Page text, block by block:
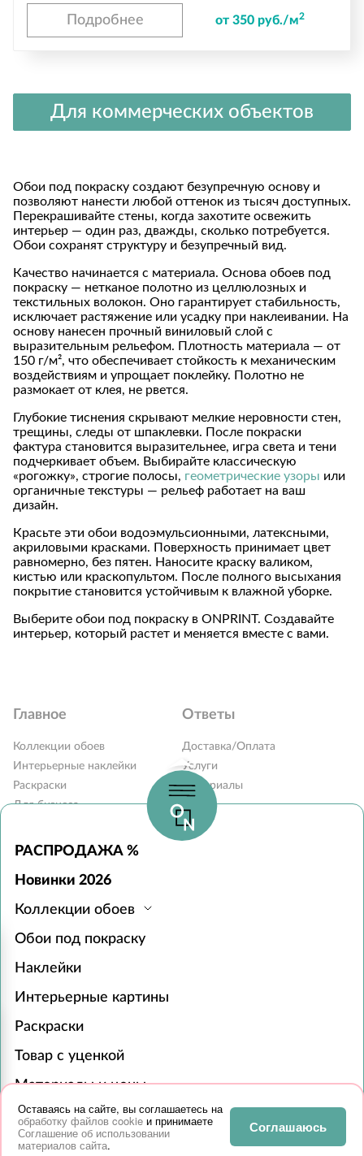
РАСПРОДАЖА %
Новинки 2026
Коллекции обоев
Обои под покраску
Наклейки
Интерьерные картины
Раскраски
Товар с уценкой
Материалы и цены
Для бизнеса
Сотрудничество
Подробнее от 350 руб./м2
Для коммерческих объектов
Обои под покраску создают безупречную основу и
позволяют нанести любой оттенок из тысяч доступных.
Перекрашивайте стены, когда захотите освежить
интерьер — один раз, дважды, сколько потребуется.
Обои сохранят структуру и безупречный вид.
Качество начинается с материала. Основа обоев под
покраску — нетканое полотно из целлюлозных и
текстильных волокон. Оно гарантирует стабильность,
исключает растяжение или усадку при наклеивании. На
основу нанесен прочный виниловый слой с
выразительным рельефом. Плотность материала — от
150 г/м², что обеспечивает стойкость к механическим
воздействиям и упрощает поклейку. Полотно не
размокает от клея, не рвется.
Глубокие тиснения скрывают мелкие неровности стен,
трещины, следы от шпаклевки. После покраски
фактура становится выразительнее, игра света и тени
подчеркивает объем. Выбирайте классическую
«рогожку», строгие полосы, геометрические узоры или
органичные текстуры — рельеф работает на ваш
дизайн.
Красьте эти обои водоэмульсионными, латексными,
акриловыми красками. Поверхность принимает цвет
равномерно, без пятен. Наносите краску валиком,
кистью или краскопультом. После полного высыхания
покрытие становится устойчивым к влажной уборке.
Выберите обои под покраску в ONPRINT. Создавайте
интерьер, который растет и меняется вместе с вами.
Главное
Коллекции обоев
Интерьерные наклейки
Раскраски
Для бизнеса
Ответы
Доставка/Оплата
Услуги
Материалы
Блог
Вопросы и ответы
Контакты
с 10:00 до 19:00 без выходных
+7 (495) 134-13-56
Оставаясь на сайте, вы соглашаетесь на
обработку файлов cookie и принимаете
Соглашение об использовании
материалов сайта.
Соглашаюсь